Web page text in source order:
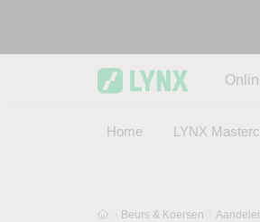
Home LYNX
Beurs & Koersen